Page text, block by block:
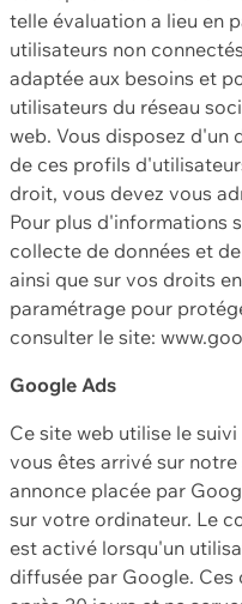
telle évaluation a lieu en
utilisateurs non
adaptée aux besoins et
utilisateurs du réseau
web. Vous disposez
de ces profils
droit, vous devez vous
Pour plus d'informations
collecte de données et
ainsi que sur vos droits
paramétrage pour
consulter le site:
Google Ads
Ce site web utilise le
vous êtes arrivé sur
annonce placée par
sur votre ordinateur. Le
est activé lorsqu'un
diffusée par Google.